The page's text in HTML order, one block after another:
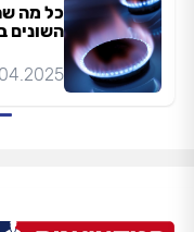
כל מה
השונים